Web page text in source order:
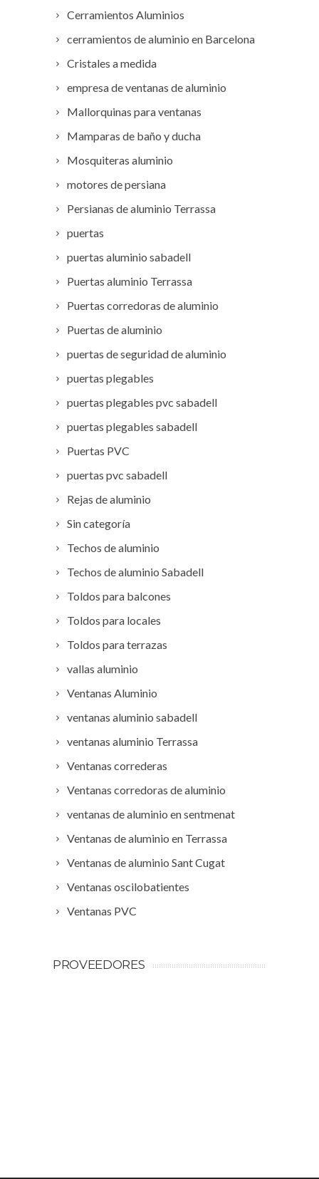
Cerramientos Aluminios
cerramientos de aluminio en Barcelona
Cristales a medida
empresa de ventanas de aluminio
Mallorquinas para ventanas
Mamparas de baño y ducha
Mosquiteras aluminio
motores de persiana
Persianas de aluminio Terrassa
puertas
puertas aluminio sabadell
Puertas aluminio Terrassa
Puertas corredoras de aluminio
Puertas de aluminio
puertas de seguridad de aluminio
puertas plegables
puertas plegables pvc sabadell
puertas plegables sabadell
Puertas PVC
puertas pvc sabadell
Rejas de aluminio
Sin categoría
Techos de aluminio
Techos de aluminio Sabadell
Toldos para balcones
Toldos para locales
Toldos para terrazas
vallas aluminio
Ventanas Aluminio
ventanas aluminio sabadell
ventanas aluminio Terrassa
Ventanas correderas
Ventanas corredoras de aluminio
ventanas de aluminio en sentmenat
Ventanas de aluminio en Terrassa
Ventanas de aluminio Sant Cugat
Ventanas oscilobatientes
Ventanas PVC
PROVEEDORES